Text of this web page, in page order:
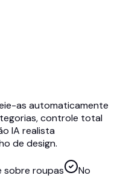
as automaticamente
controle total
IA realista
de design.
sobre roupas
No